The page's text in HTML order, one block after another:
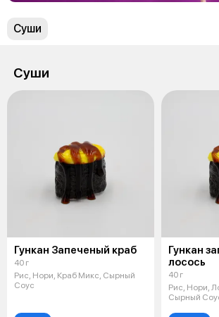
Суши
Суши
Гункан Запеченый краб
40 г
Рис, Нори, Краб Микс, Сырный
Соус
Гункан
лосось
40 г
Рис, Нори,
Сырный